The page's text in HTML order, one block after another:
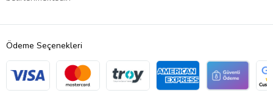
Ödeme Seçenekleri